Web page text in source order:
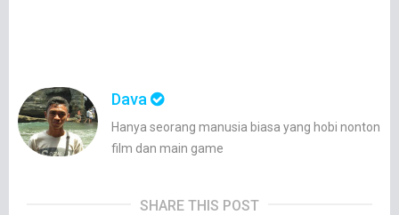
Dava
Hanya seorang manusia biasa yang hobi nonton
film dan main game
SHARE THIS POST